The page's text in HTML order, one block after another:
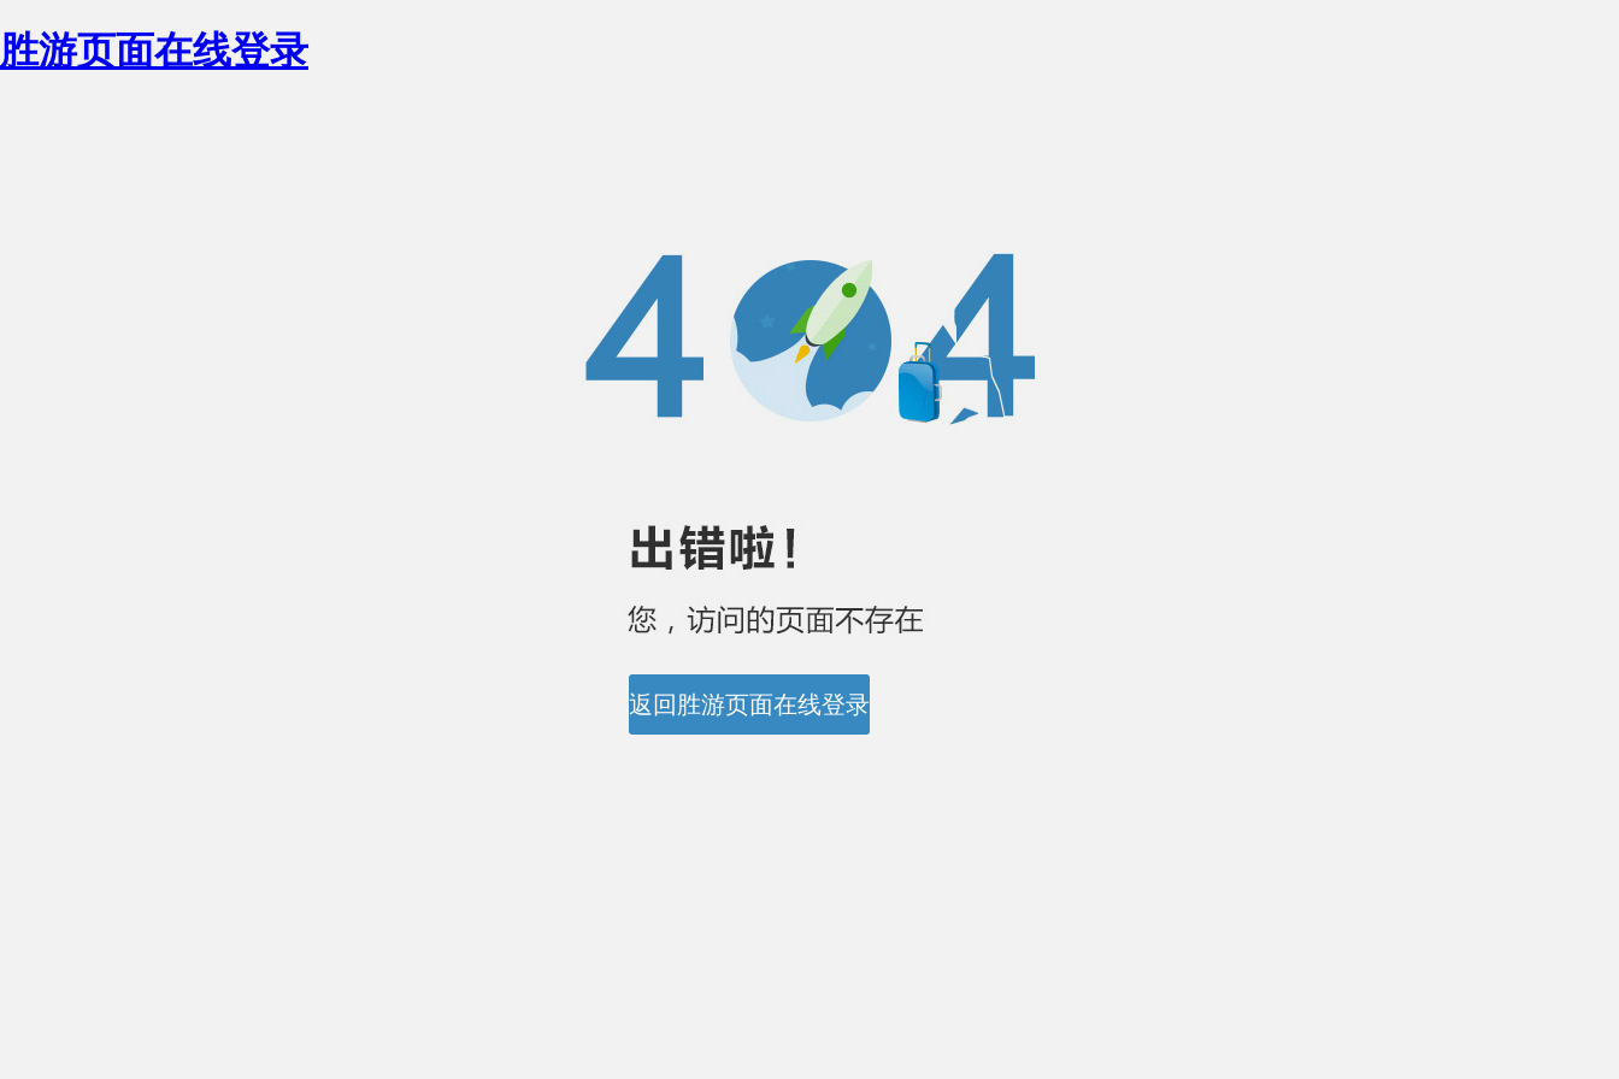
胜游页面在线登录
返回胜游页面在线登录